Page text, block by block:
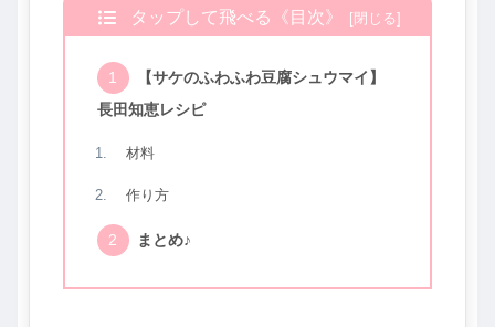
タップして飛べる《目次》
【サケのふわふわ豆腐シュウマイ】
長田知恵レシピ
材料
作り方
まとめ♪